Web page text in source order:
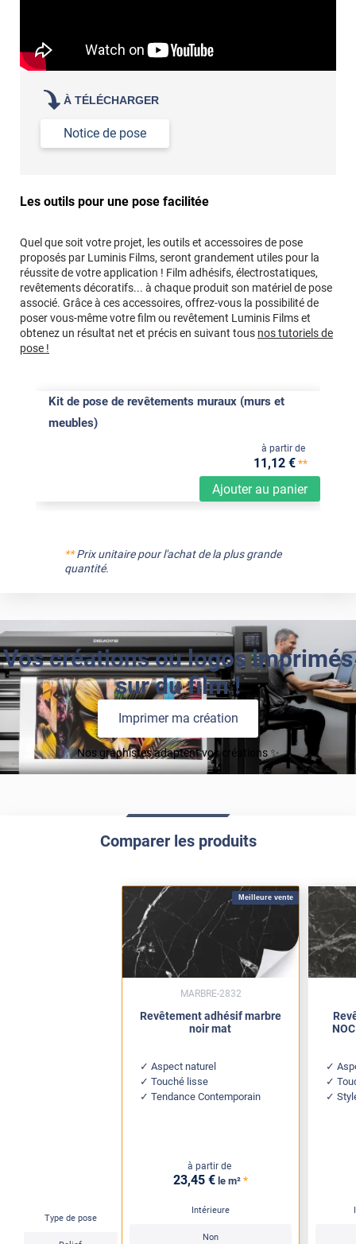
À TÉLÉCHARGER
Notice de pose
Les outils pour une pose facilitée
Quel que soit votre projet, les outils et accessoires de pose
proposés par Luminis Films, seront grandement utiles pour la
réussite de votre application ! Film adhésifs, électrostatiques,
revêtements décoratifs... à chaque produit son matériel de pose
associé. Grâce à ces accessoires, offrez-vous la possibilité de
poser vous-même votre film ou revêtement Luminis Films et
obtenez un résultat net et précis en suivant tous nos tutoriels de
pose !
Kit de pose de revêtements muraux (murs et
meubles)
Ajouter au panier
à partir de
11 ,12 €**
**Prix unitaire pour l'achat de la plus grande
quantité.
Vos créations ou logos imprimés
sur du film !
Imprimer ma création
Nos graphistes adaptent vos créations ✨
Comparer les produits
Type de pose
Meilleure vente
Revêtement adhésif marbre
noir mat
Aspect naturel
Touché lisse
Tendance Contemporain
à partir de
23,45 € le m² *
Intérieure
Non
MARBRE-2832